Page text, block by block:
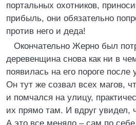
портальных охотников,
прибыль, они обязательно
против него и деда!
Окончательно Жерно был
деревенщина снова как ни в
появилась на его пороге после
Он тут же созвал всех магов,
и помчался на улицу,
их прямо там. И вдруг увидел,